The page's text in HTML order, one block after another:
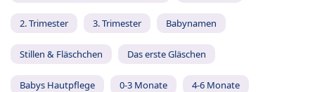
2. Trimester 3. Trimester Babynamen
Stillen & Fläschchen Das erste Gläschen
Babys Hautpflege 0-3 Monate 4-6 Monate